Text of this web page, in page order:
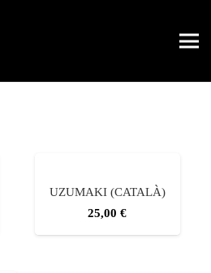
UZUMAKI (CATALÀ)
25,00 €